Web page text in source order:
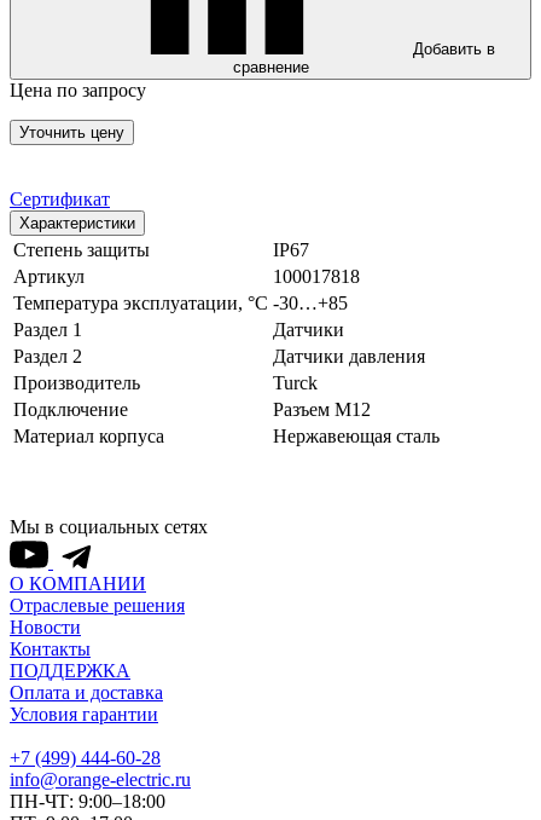
Добавить в
сравнение
Цена по запросу
Уточнить цену
Сертификат
Характеристики
Степень защиты
IP67
Артикул
100017818
Температура эксплуатации, °С -30…+85
Раздел 1
Датчики
Раздел 2
Датчики давления
Производитель
Turck
Подключение
Разъем M12
Материал корпуса
Нержавеющая сталь
Мы в социальных сетях
О КОМПАНИИ
Отраслевые решения
Новости
Контакты
ПОДДЕРЖКА
Оплата и доставка
Условия гарантии
+7 (499) 444-60-28
info@orange-electric.ru
ПН-ЧТ: 9:00–18:00